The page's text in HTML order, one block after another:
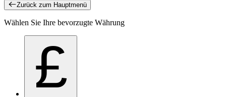
Zurück zum Hauptmenü
Wählen Sie Ihre bevorzugte Währung
£